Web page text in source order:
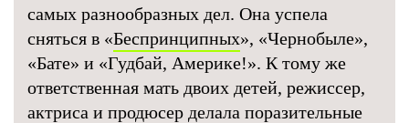
самых разнообразных дел. Она успела
сняться в «Беспринципных», «Чернобыле»,
«Бате» и «Гудбай, Америке!». К тому же
ответственная мать двоих детей, режиссер,
актриса и продюсер делала поразительные